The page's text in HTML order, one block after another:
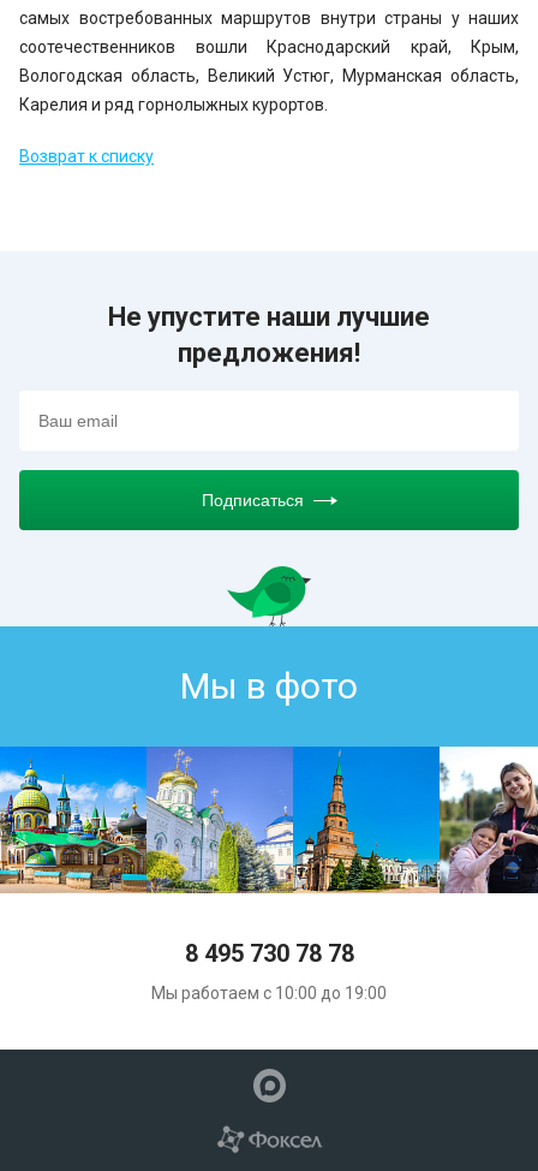
самых востребованных маршрутов внутри страны у наших
соотечественников вошли Краснодарский край, Крым,
Вологодская область, Великий Устюг, Мурманская область,
Карелия и ряд горнолыжных курортов.
Возврат к списку
Не упустите наши лучшие
предложения!
Подписаться
Мы в фото
8 495 730 78 78
Мы работаем с 10:00 до 19:00